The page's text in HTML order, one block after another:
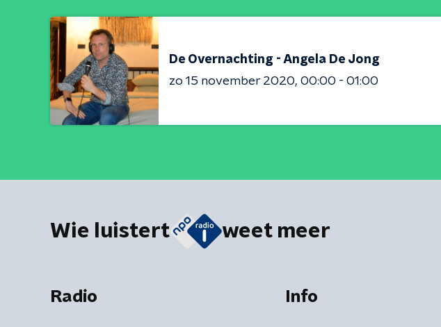
De Overnachting - Angela De Jong
zo 15 november 2020 00:00 - 01:00
Wie luistert weet meer
Radio Info